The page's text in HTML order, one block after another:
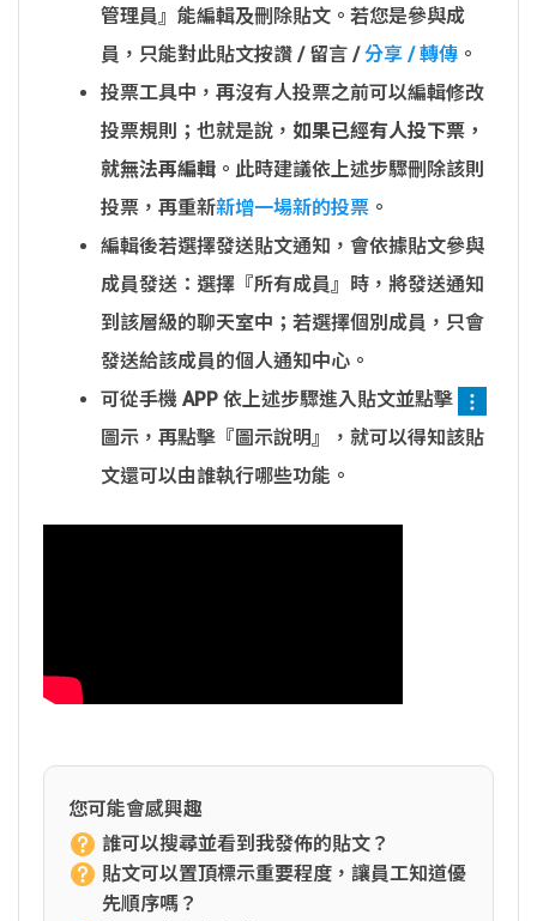
管理員』能編輯及刪除貼文。若您是參與成
員，只能對此貼文按讚 / 留言 /分享 / 轉傳 。
投票工具中，再沒有人投票之前可以編輯修改
投票規則；也就是說， 如果已經有人投下票，
就無法再編輯 。此時建議依上述步驟刪除該則
投票，再重新新增一場新的投票 。
編輯後若選擇發送貼文通知，會依據貼文參與
成員發送：選擇『所有成員』時，將發送通知
到該層級的聊天室中；若選擇個別成員，只會
發送給該成員的個人通知中心。
可從手機 APP 依上述步驟進入貼文並點擊
圖示，再點擊『圖示說明』，就可以得知該貼
文還可以由誰執行哪些功能。
您可能會感興趣
誰可以搜尋並看到我發佈的貼文？
貼文可以置頂標示重要程度，讓員工知道優
先順序嗎？